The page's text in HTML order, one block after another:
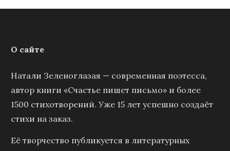
О сайте
Натали Зеленоглазая — современная поэтесса,
автор книги «Счастье пишет письмо» и более
1500 стихотворений. Уже 15 лет успешно создаёт
стихи на заказ.
Её творчество публикуется в литературных